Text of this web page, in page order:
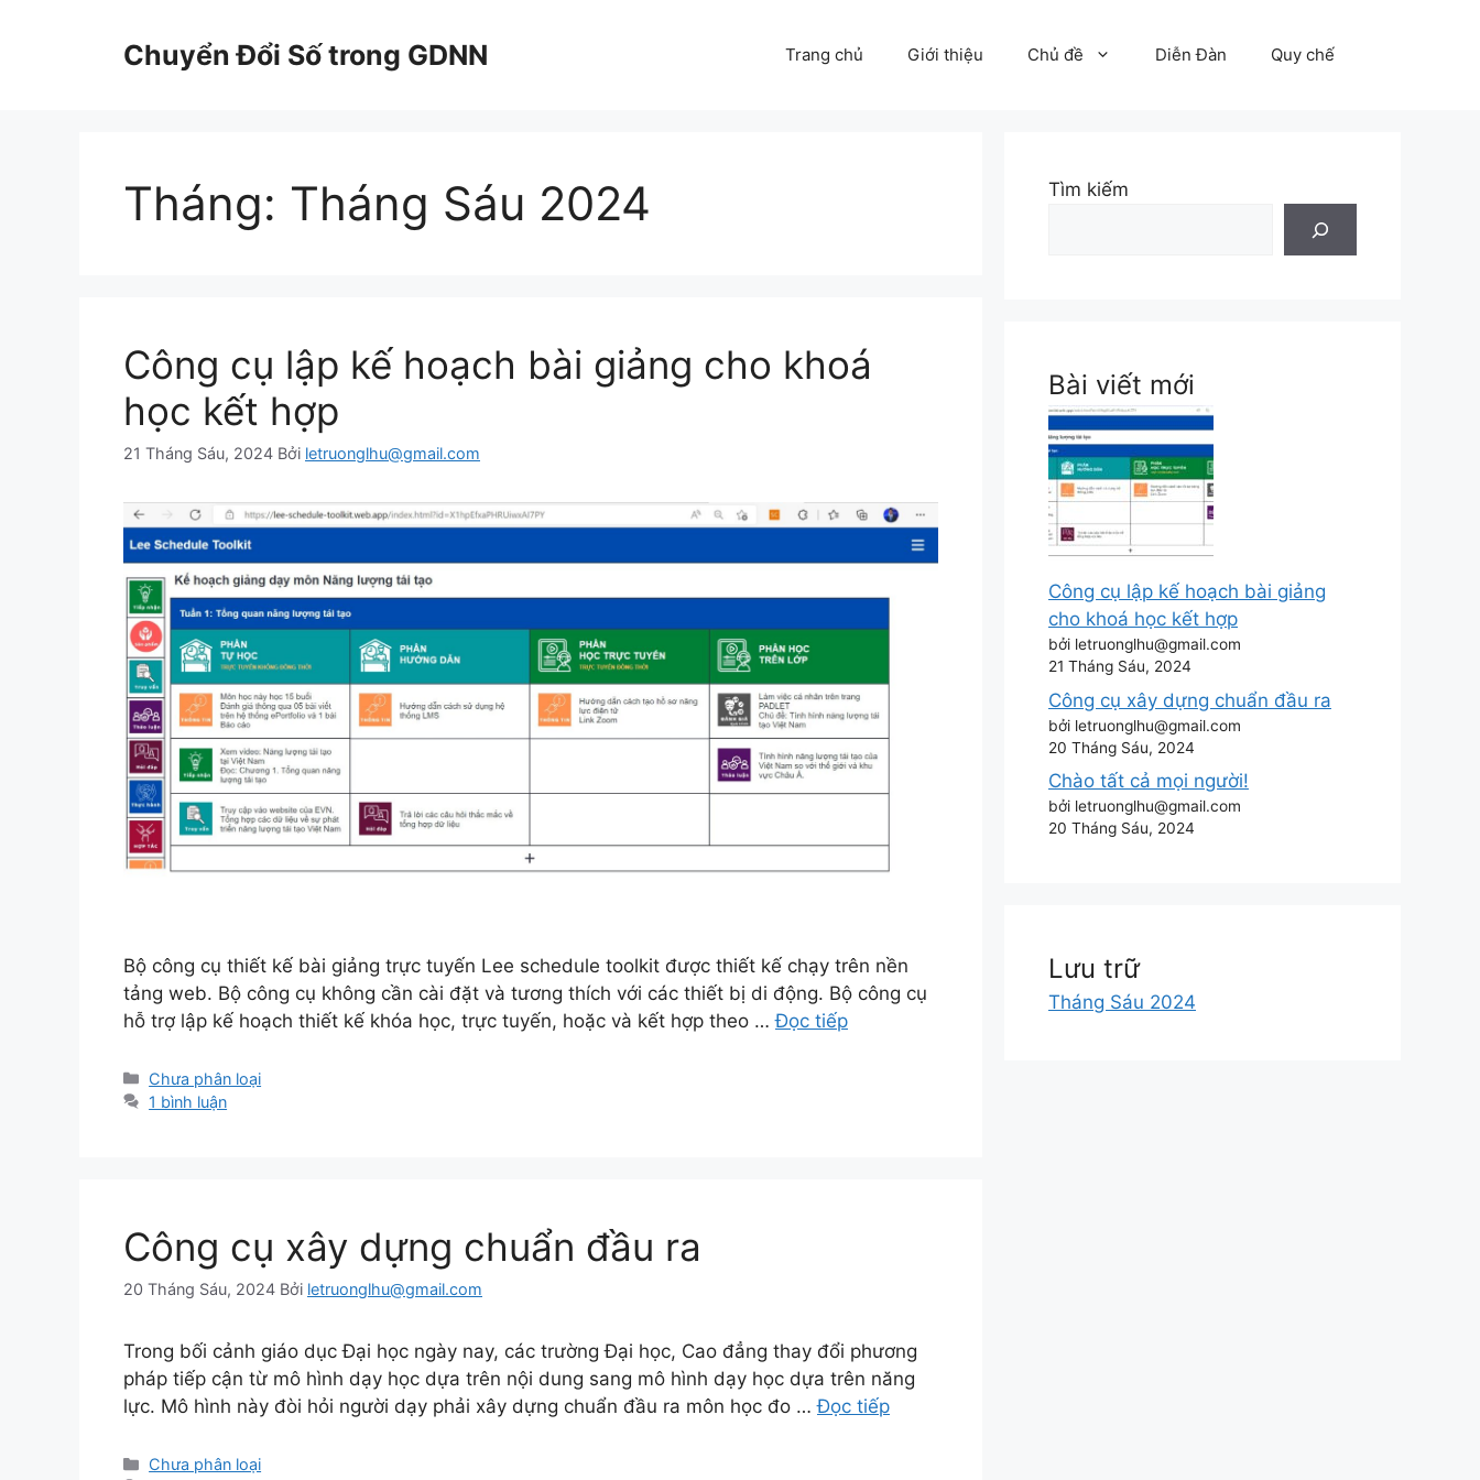
Chuyển Đổi Số trong GDNN Trang chủ Giới thiệu Chủ đề Diễn Đàn Quy chế
Tháng: Tháng Sáu 2024
Công cụ lập kế hoạch bài giảng cho khoá
học kết hợp
21 Tháng Sáu, 2024 Bởi letruonglhu@gmail.com
Bộ công cụ thiết kế bài giảng trực tuyến Lee schedule toolkit được thiết kế chạy trên nền
tảng web. Bộ công cụ không cần cài đặt và tương thích với các thiết bị di động. Bộ công cụ
hỗ trợ lập kế hoạch thiết kế khóa học, trực tuyến, hoặc và kết hợp theo …Đọc tiếp
Danh
mục
Chưa phân loại
1 bình luận
Công cụ xây dựng chuẩn đầu ra
20 Tháng Sáu, 2024 Bởi letruonglhu@gmail.com
Trong bối cảnh giáo dục Đại học ngày nay, các trường Đại học, Cao đẳng thay đổi phương
pháp tiếp cận từ mô hình dạy học dựa trên nội dung sang mô hình dạy học dựa trên năng
lực. Mô hình này đòi hỏi người dạy phải xây dựng chuẩn đầu ra môn học đo …Đọc tiếp
Danh
Chưa phân loại
Tìm kiếm
Bài viết mới
Công cụ lập kế hoạch bài giảng
cho khoá học kết hợp
bởi letruonglhu@gmail.com
21 Tháng Sáu, 2024
Công cụ xây dựng chuẩn đầu ra
bởi letruonglhu@gmail.com
20 Tháng Sáu, 2024
Chào tất cả mọi người!
bởi letruonglhu@gmail.com
20 Tháng Sáu, 2024
Lưu trữ
Tháng Sáu 2024